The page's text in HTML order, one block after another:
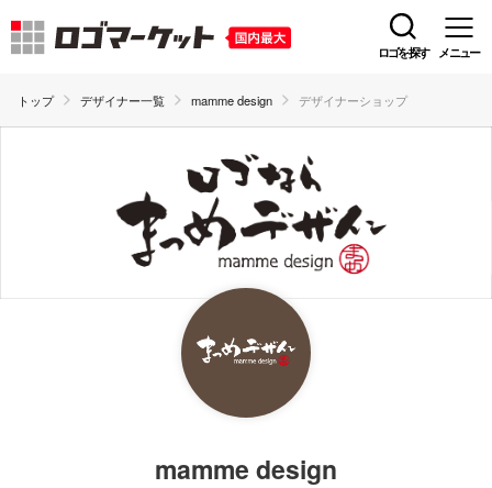
ロゴを探す メニュー
トップ デザイナー一覧 mamme design デザイナーショップ
mamme design